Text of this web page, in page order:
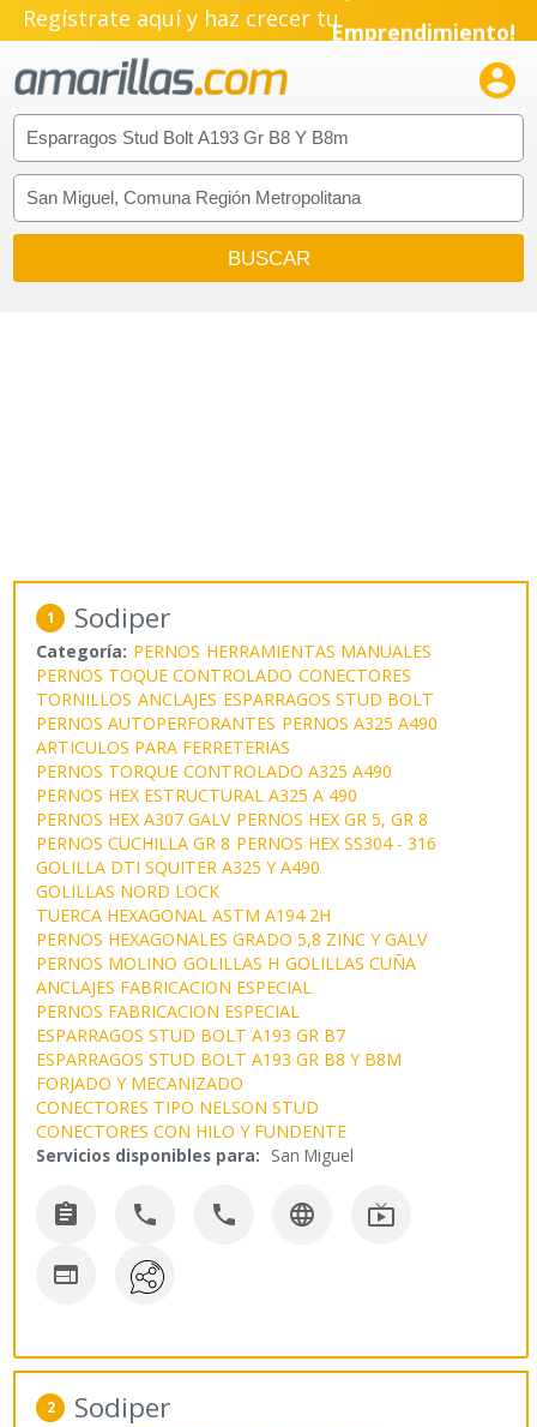
Regístrate aquí y haz crecer tuPyme!
Emprendimiento!

1 Sodiper
Categoría: PERNOS HERRAMIENTAS MANUALES
PERNOS TOQUE CONTROLADO CONECTORES
TORNILLOS ANCLAJES ESPARRAGOS STUD BOLT
PERNOS AUTOPERFORANTES PERNOS A325 A490
ARTICULOS PARA FERRETERIAS
PERNOS TORQUE CONTROLADO A325 A490
PERNOS HEX ESTRUCTURAL A325 A 490
PERNOS HEX A307 GALV PERNOS HEX GR 5, GR 8
PERNOS CUCHILLA GR 8 PERNOS HEX SS304 - 316
GOLILLA DTI SQUITER A325 Y A490
GOLILLAS NORD LOCK
TUERCA HEXAGONAL ASTM A194 2H
PERNOS HEXAGONALES GRADO 5,8 ZINC Y GALV
PERNOS MOLINO GOLILLAS H GOLILLAS CUÑA
ANCLAJES FABRICACION ESPECIAL
PERNOS FABRICACION ESPECIAL
ESPARRAGOS STUD BOLT A193 GR B7
ESPARRAGOS STUD BOLT A193 GR B8 Y B8M
FORJADO Y MECANIZADO
CONECTORES TIPO NELSON STUD
CONECTORES CON HILO Y FUNDENTE
Servicios disponibles para: San Miguel
    

2 Sodiper